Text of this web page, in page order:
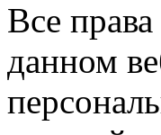
Все
данном